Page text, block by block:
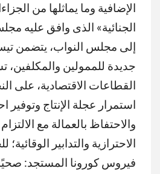
الإضافية وما يماثلها من
الجنائية» الذى وافق عليه
إلى مجلس النواب، يتضمن
جديدة للممولين
القطاعات الاقتصادية، على
استمرار عجلة الإنتاج وتوفير
والاحتفاظ بالعمالة مع
الاحترازية والتدابير
فيروس كورونا المستجد: